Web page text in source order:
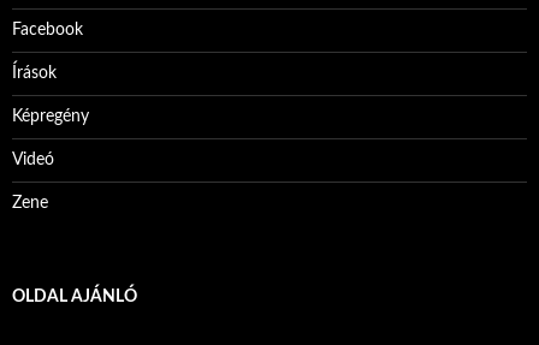
Facebook
Írások
Képregény
Videó
Zene
OLDAL AJÁNLÓ